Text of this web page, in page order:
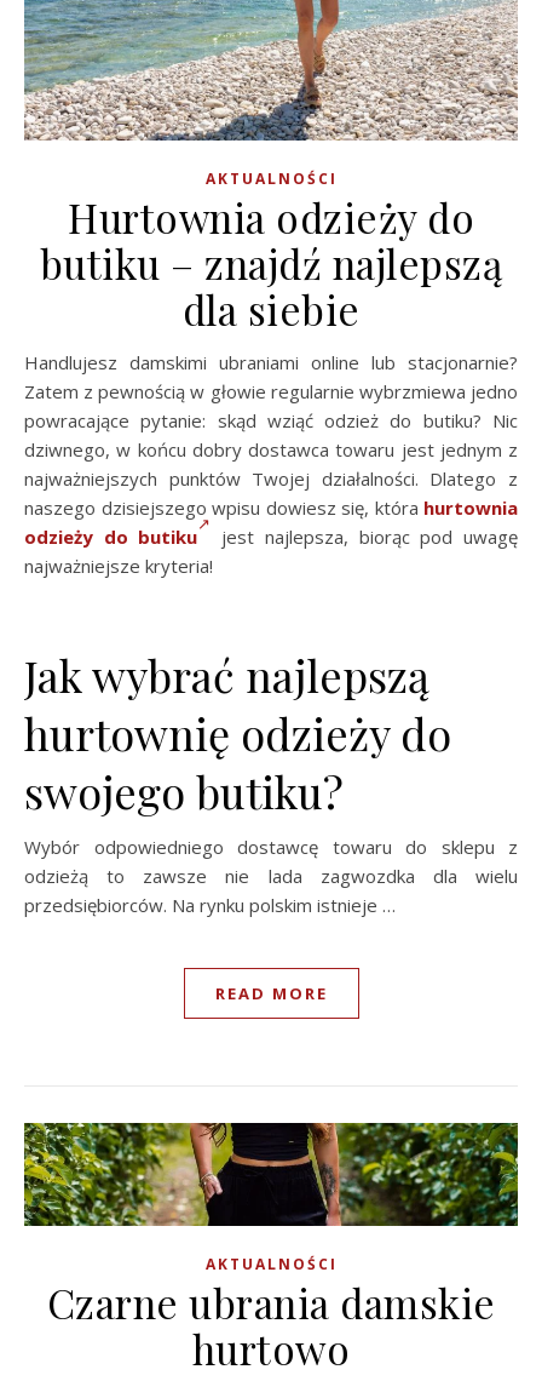
AKTUALNOŚCI
Hurtownia odzieży do
butiku – znajdź najlepszą
dla siebie
Handlujesz damskimi ubraniami online lub stacjonarnie?
Zatem z pewnością w głowie regularnie wybrzmiewa jedno
powracające pytanie: skąd wziąć odzież do butiku? Nic
dziwnego, w końcu dobry dostawca towaru jest jednym z
najważniejszych punktów Twojej działalności. Dlatego z
naszego dzisiejszego wpisu dowiesz się, która hurtownia
odzieży do butiku
jest najlepsza, biorąc pod uwagę
najważniejsze kryteria!
Jak wybrać najlepszą
hurtownię odzieży do
swojego butiku?
Wybór odpowiedniego dostawcę towaru do sklepu z
odzieżą to zawsze nie lada zagwozdka dla wielu
przedsiębiorców. Na rynku polskim istnieje …
READ MORE
AKTUALNOŚCI
Czarne ubrania damskie
hurtowo